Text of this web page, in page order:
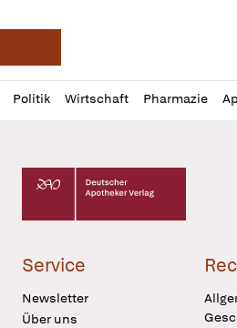
Deutsche Apotheker
Politik Wirtschaft Pharmazie
Profil
öffnen
Daz
Pur
Deutscher Apotheker Verlag
Service
Newsletter
Über uns